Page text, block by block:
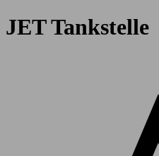
JET Tankstelle